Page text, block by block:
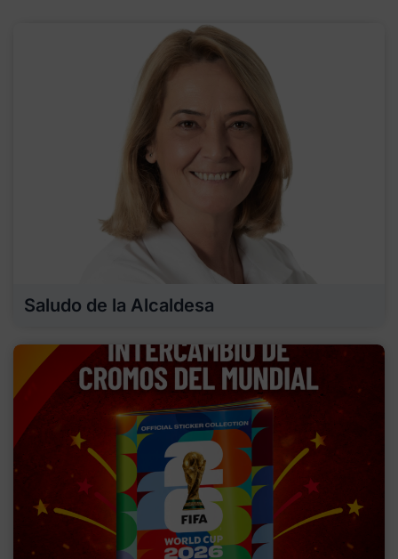
Saludo de la Alcaldesa